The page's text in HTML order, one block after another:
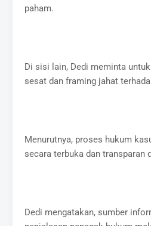
paham.
Di sisi lain, Dedi meminta
sesat dan framing jahat
Menurutnya, proses hukum
secara terbuka dan transparan
Dedi mengatakan, sumber